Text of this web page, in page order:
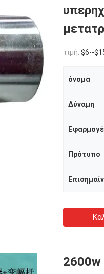
τιμή: $6--
όνομα
Δύναμη
Πρότυπο
2600w